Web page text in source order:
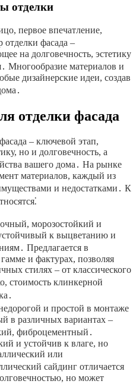
отделки
первое впечатление,
отделки фасада –
на долговечность, эстетику
Многообразие материалов и
дизайнерские идеи, создав
отделки фасада
– ключевой этап,
но и долговечность, а
вашего дома․ На рынке
материалов, каждый из
и недостатками․ К
морозостойкий и
к выцветанию и
Предлагается в
и фактурах, позволяя
стилях – от классического
стоимость клинкерной
и простой в монтаже
в различных вариантах –
фиброцементный․
и устойчив к влаге, но
или
сайдинг отличается
но может